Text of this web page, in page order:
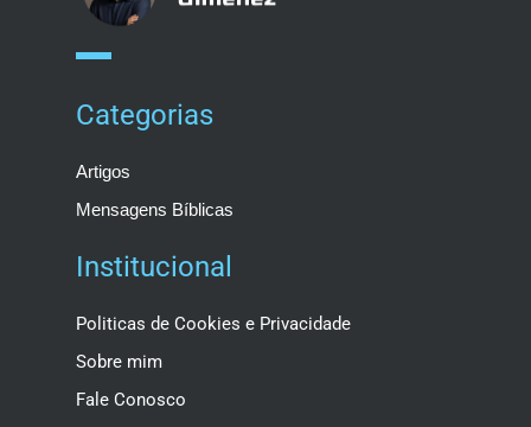
Categorias
Artigos
Mensagens Bíblicas
Institucional
Politicas de Cookies e Privacidade
Sobre mim
Fale Conosco